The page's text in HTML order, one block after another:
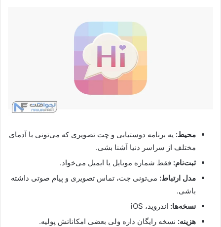
محیط: یه برنامه دوستیابی و چت تصویری که می‌تونی با آدمای
مختلف از سراسر دنیا آشنا بشی.
ثبت‌نام: فقط شماره موبایل یا ایمیل می‌خواد.
مدل ارتباط: می‌تونی چت، تماس تصویری و پیام صوتی داشته
باشی.
نسخه‌ها: اندروید، iOS
هزینه: نسخه رایگان داره ولی بعضی امکاناتش پولیه.